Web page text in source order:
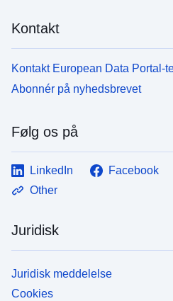
Kontakt
Kontakt European Data Portal-
Abonnér på nyhedsbrevet
Følg os på
LinkedIn Facebook
Other
Juridisk
Juridisk meddelelse
Cookies